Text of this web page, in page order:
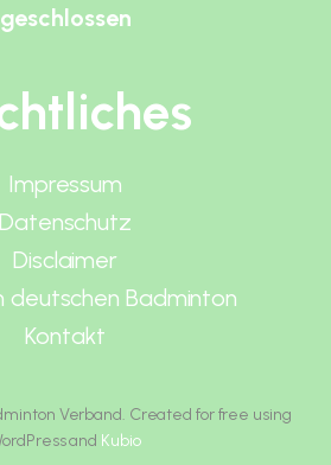
geschlossen
Impressum
Datenschutz
Disclaimer
deutschen Badminton
Kontakt
Verband. Created for free using
and Kubio